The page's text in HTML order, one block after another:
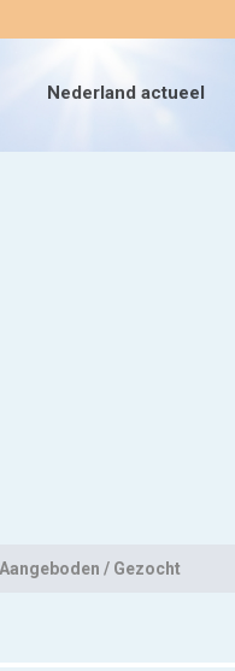
Nederland actueel
Aangeboden / Gezocht